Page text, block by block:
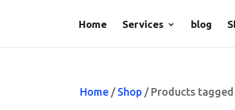
Home Services blog
Home / Shop / Products tagged